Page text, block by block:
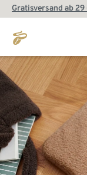
Gratisversand ab